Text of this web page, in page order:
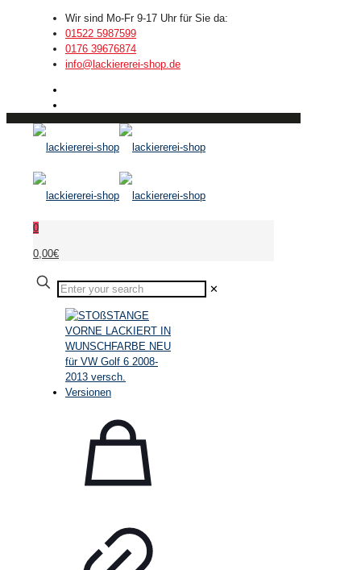
Wir sind Mo-Fr 9-17 Uhr für Sie da:
01522 5987599
0176 39676874
info@lackiererei-shop.de
0
0,00€
✕